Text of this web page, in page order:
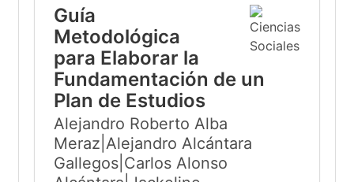
Guía
Metodológica
para Elaborar la
Fundamentación de un
Plan de Estudios
Alejandro Roberto Alba
Meraz|Alejandro Alcántara
Gallegos|Carlos Alonso